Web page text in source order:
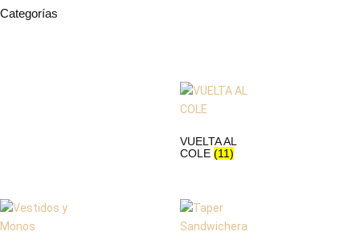
Categorías
VUELTA AL
COLE (11)